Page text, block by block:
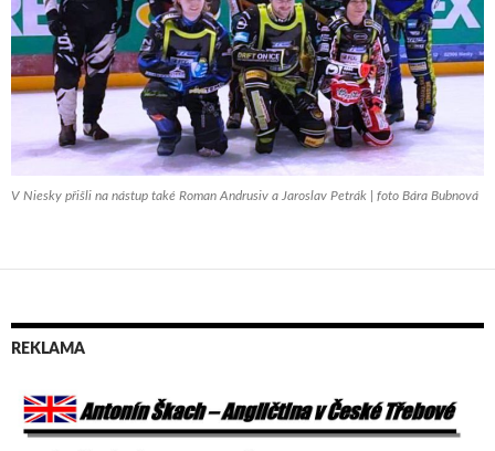
V Niesky přišli na nástup také Roman Andrusiv a Jaroslav Petrák | foto Bára Bubnová
REKLAMA